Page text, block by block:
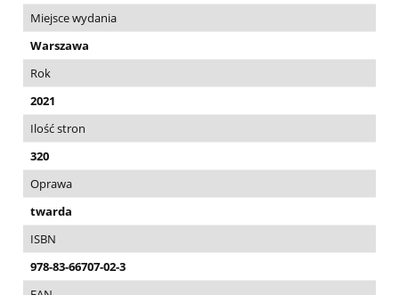
Miejsce wydania
Warszawa
Rok
2021
Ilość stron
320
Oprawa
twarda
ISBN
978-83-66707-02-3